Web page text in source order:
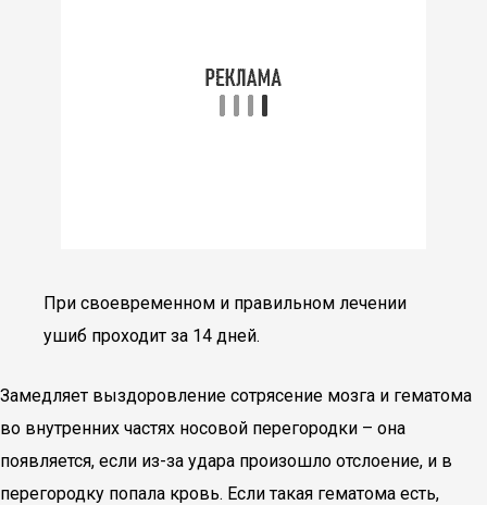
При своевременном и правильном лечении
ушиб проходит за 14 дней.
Замедляет выздоровление сотрясение мозга и гематома
во внутренних частях носовой перегородки – она
появляется, если из-за удара произошло отслоение, и в
перегородку попала кровь. Если такая гематома есть,